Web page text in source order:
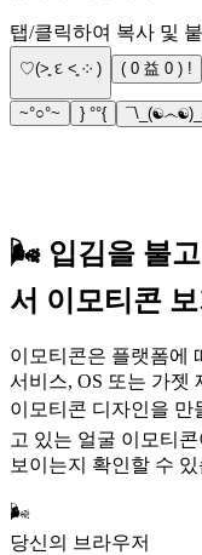
탭/클릭하여 복사 및 붙
♡(˃͈ દ ˂͈ ༶ ) ( 0 益 0 ) !
~°○°~ } °°{
🌬️ 입김을 불고
서 이모티콘 보
이모티콘은 플랫폼에
서비스, OS 또는 가젯
이모티콘 디자인을
고 있는 얼굴 이모티
보이는지 확인할 수
🌬️
당신의 브라우저